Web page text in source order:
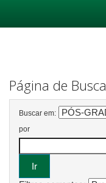
Página de Busca
Buscar em:
por